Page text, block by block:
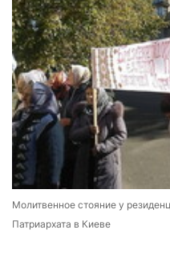
Молитвенное стояние у
Патриархата в Киеве